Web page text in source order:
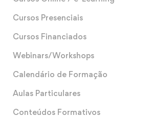
Cursos Presenciais
Cursos Financiados
Webinars/Workshops
Calendário de Formação
Aulas Particulares
Conteúdos Formativos